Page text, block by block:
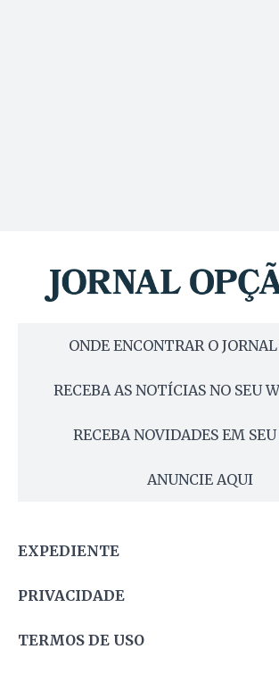
ONDE ENCONTRAR O
RECEBA AS NOTÍCIAS NO SEU
RECEBA NOVIDADES EM
ANUNCIE AQUI
EXPEDIENTE
PRIVACIDADE
TERMOS DE USO